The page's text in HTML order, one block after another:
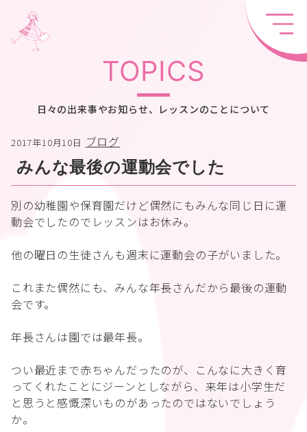
TOPICS
日々の出来事やお知らせ、レッスンのことについて
2017年10月10日 ブログ
みんな最後の運動会でした
別の幼稚園や保育園だけど偶然にもみんな同じ日に運
動会でしたのでレッスンはお休み。
他の曜日の生徒さんも週末に運動会の子がいました。
これまた偶然にも、みんな年長さんだから最後の運動
会です。
年長さんは園では最年長。
つい最近まで赤ちゃんだったのが、こんなに大きく育
ってくれたことにジーンとしながら、来年は小学生だ
と思うと感慨深いものがあったのではないでしょう
か。